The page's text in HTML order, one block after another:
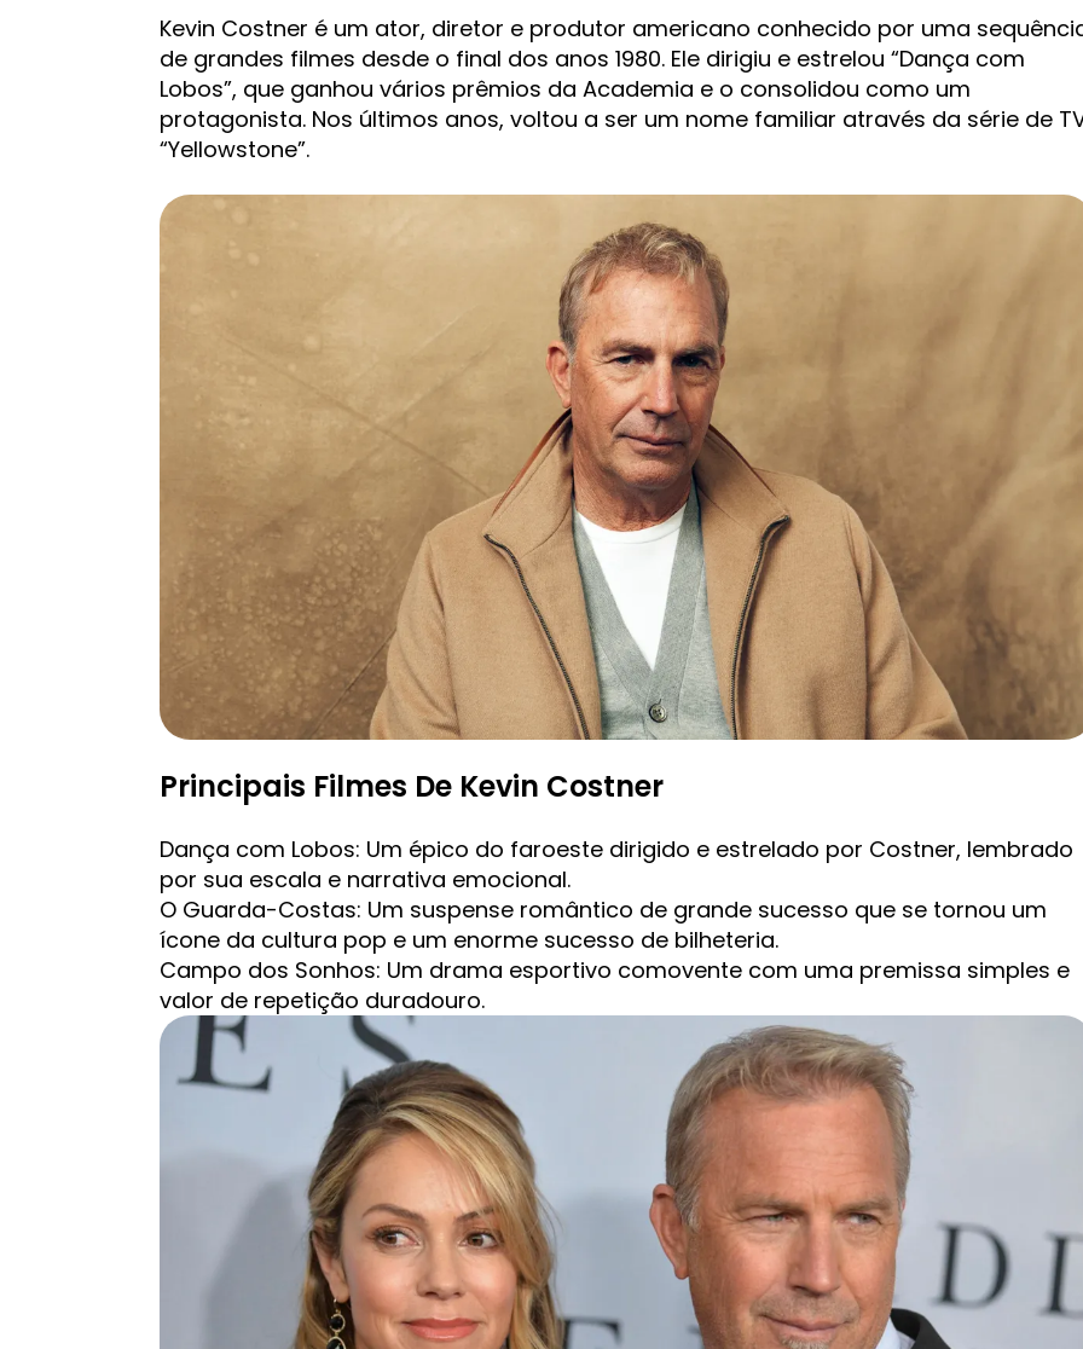
Kevin Costner é um ator, diretor e produtor americano conhecido por uma
de grandes filmes desde o final dos anos 1980. Ele dirigiu e estrelou “Dança com
Lobos”, que ganhou vários prêmios da Academia e o consolidou como um
protagonista. Nos últimos anos, voltou a ser um nome familiar através da série de
“Yellowstone”.
Principais Filmes De Kevin Costner
Dança com Lobos: Um épico do faroeste dirigido e estrelado por Costner, lembrado
por sua escala e narrativa emocional.
O Guarda-Costas: Um suspense romântico de grande sucesso que se tornou um
ícone da cultura pop e um enorme sucesso de bilheteria.
Campo dos Sonhos: Um drama esportivo comovente com uma premissa simples e
valor de repetição duradouro.